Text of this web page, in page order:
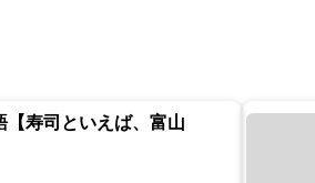
寿司といえば、富山